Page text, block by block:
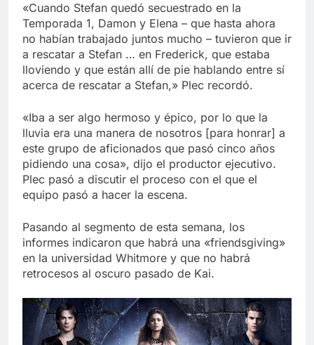
«Cuando Stefan quedó secuestrado en la
Temporada 1, Damon y Elena – que hasta ahora
no habían trabajado juntos mucho – tuvieron que ir
a rescatar a Stefan … en Frederick, que estaba
lloviendo y que están allí de pie hablando entre sí
acerca de rescatar a Stefan,» Plec recordó.
«Iba a ser algo hermoso y épico, por lo que la
lluvia era una manera de nosotros [para honrar] a
este grupo de aficionados que pasó cinco años
pidiendo una cosa», dijo el productor ejecutivo.
Plec pasó a discutir el proceso con el que el
equipo pasó a hacer la escena.
Pasando al segmento de esta semana, los
informes indicaron que habrá una «friendsgiving»
en la universidad Whitmore y que no habrá
retrocesos al oscuro pasado de Kai.